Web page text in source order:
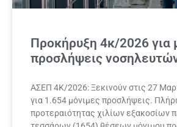
Προκήρυξη 4κ/2026 για
προσλήψεις
ΑΣΕΠ 4Κ/2026: Ξεκινούν στις 27
για 1.654 μόνιμες προσλήψεις.
προτεραιότητας χιλίων εξακοσίων